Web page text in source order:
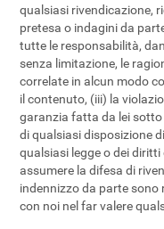
qualsiasi rivendicazione,
pretesa o indagini da
tutte le responsabilità,
senza limitazione, le
correlate in alcun modo
il contenuto, (iii) la
garanzia fatta da lei
di qualsiasi disposizione
qualsiasi legge o dei
assumere la difesa di
indennizzo da parte sono
con noi nel far valere